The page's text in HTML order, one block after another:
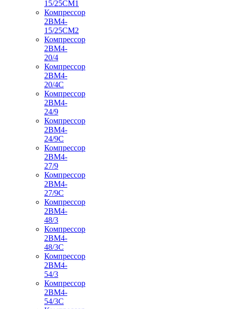
15/25СМ1
Компрессор
2ВМ4-
15/25СМ2
Компрессор
2ВМ4-
20/4
Компрессор
2ВМ4-
20/4С
Компрессор
2ВМ4-
24/9
Компрессор
2ВМ4-
24/9С
Компрессор
2ВМ4-
27/9
Компрессор
2ВМ4-
27/9С
Компрессор
2ВМ4-
48/3
Компрессор
2ВМ4-
48/3С
Компрессор
2ВМ4-
54/3
Компрессор
2ВМ4-
54/3С